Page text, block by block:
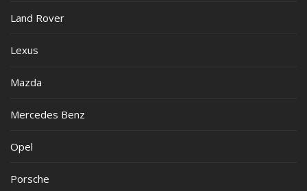
Land Rover
Lexus
Mazda
Mercedes Benz
Opel
Porsche